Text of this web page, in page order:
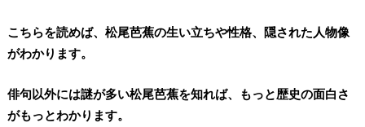
こちらを読めば、松尾芭蕉の生い立ちや性格、隠された人物像
がわかります。
俳句以外には謎が多い松尾芭蕉を知れば、もっと歴史の面白さ
がもっとわかります。